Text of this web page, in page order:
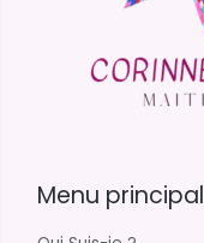
Menu principal